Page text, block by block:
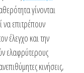
γίνονται
επιτρέπουν
έλεγχο και την
ελαφρύτερους
κινήσεις,